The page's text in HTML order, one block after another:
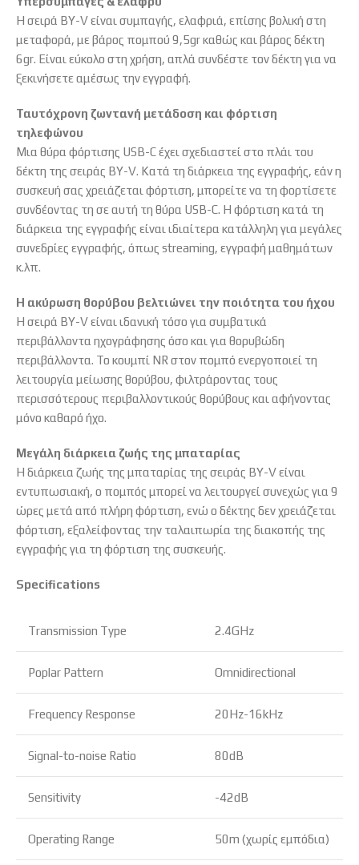
Η σειρά BY-V είναι συμπαγής, ελαφριά, επίσης βολική στη
μεταφορά, με βάρος πομπού 9,5gr καθώς και βάρος δέκτη
6gr. Είναι εύκολο στη χρήση, απλά συνδέστε τον δέκτη για να
ξεκινήσετε αμέσως την εγγραφή.
Ταυτόχρονη ζωντανή μετάδοση και φόρτιση
τηλεφώνου
Μια θύρα φόρτισης USB-C έχει σχεδιαστεί στο πλάι του
δέκτη της σειράς BY-V. Κατά τη διάρκεια της εγγραφής, εάν η
συσκευή σας χρειάζεται φόρτιση, μπορείτε να τη φορτίσετε
συνδέοντας τη σε αυτή τη θύρα USB-C. Η φόρτιση κατά τη
διάρκεια της εγγραφής είναι ιδιαίτερα κατάλληλη για μεγάλες
συνεδρίες εγγραφής, όπως streaming, εγγραφή μαθημάτων
κ.λπ.
Η ακύρωση θορύβου βελτιώνει την ποιότητα του ήχου
Η σειρά BY-V είναι ιδανική τόσο για συμβατικά
περιβάλλοντα ηχογράφησης όσο και για θορυβώδη
περιβάλλοντα. Το κουμπί NR στον πομπό ενεργοποιεί τη
λειτουργία μείωσης θορύβου, φιλτράροντας τους
περισσότερους περιβαλλοντικούς θορύβους και αφήνοντας
μόνο καθαρό ήχο.
Μεγάλη διάρκεια ζωής της μπαταρίας
Η διάρκεια ζωής της μπαταρίας της σειράς BY-V είναι
εντυπωσιακή, ο πομπός μπορεί να λειτουργεί συνεχώς για 9
ώρες μετά από πλήρη φόρτιση, ενώ ο δέκτης δεν χρειάζεται
φόρτιση, εξαλείφοντας την ταλαιπωρία της διακοπής της
εγγραφής για τη φόρτιση της συσκευής.
Specifications
Transmission Type 2.4GHz
Poplar Pattern Omnidirectional
Frequency Response 20Hz-16kHz
Signal-to-noise Ratio 80dB
Sensitivity -42dB
Operating Range 50m (χωρίς εμπόδια)